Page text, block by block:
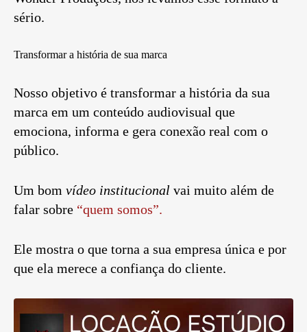
sério.
Transformar a história de sua marca
Nosso objetivo é transformar a história da sua
marca em um conteúdo audiovisual que
emociona, informa e gera conexão real com o
público.
Um bom vídeo institucional vai muito além de
falar sobre “quem somos”.
Ele mostra o que torna a sua empresa única e por
que ela merece a confiança do cliente.